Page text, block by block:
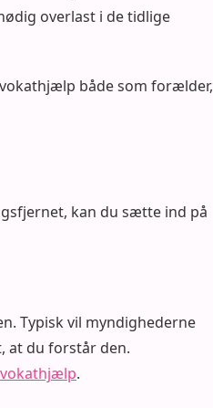
overlast i de tidlige
både som forælder,
kan du sætte ind på
Typisk vil myndighederne
at du forstår den.
.